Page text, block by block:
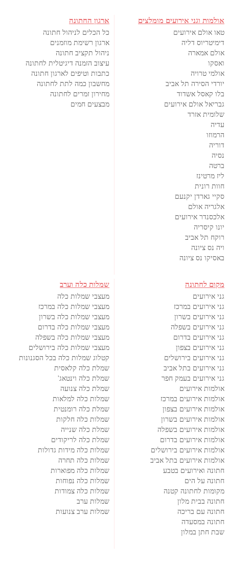
אולמות וגני אירועים מומלצים
טאו אולם אירועים
דימיטריוס דליה
אולם אמארה
ואסקו
אולמי טרויה
יורדי הסירה תל אביב
בלו קאסל אשדוד
גבריאל אולם אירועים
שלומית אזרד
עדיה
הרמוזו
דוריה
נסיה
ברטה
ליז מרטינז
חוות רונית
סקיי גארדן יקנעם
אלגריה אולם
אלכסנדר אירועים
יונו קיסריה
רוקח תל אביב
ויה נס ציונה
באסיקו נס ציונה
ארגון החתונה
כל הכלים לניהול חתונה
ארגון רשימת מוזמנים
ניהול תקציב חתונה
עיצוב הזמנה דיגיטלית לחתונה
כתבות וטיפים לארגון חתונה
מחשבון כמה לתת לחתונה
מחירון זמרים לחתונה
מבצעים חמים
מקום לחתונה
גני אירועים
גני אירועים במרכז
גני אירועים בשרון
גני אירועים בשפלה
גני אירועים בדרום
גני אירועים בצפון
גני אירועים בירושלים
גני אירועים בתל אביב
גני אירועים בעמק חפר
אולמות אירועים
אולמות אירועים במרכז
אולמות אירועים בצפון
אולמות אירועים בשרון
אולמות אירועים בשפלה
אולמות אירועים בדרום
אולמות אירועים בירושלים
אולמות אירועים בתל אביב
חתונה ואירועים בטבע
חתונה על הים
מקומות לחתונה קטנה
חתונה בבית מלון
חתונה עם בריכה
חתונה במסעדה
שבת חתן במלון
שמלות כלה וערב
מעצבי שמלות כלה
מעצבי שמלות כלה במרכז
מעצבי שמלות כלה בשרון
מעצבי שמלות כלה בדרום
מעצבי שמלות כלה בשפלה
מעצבי שמלות כלה בירושלים
קטלוג שמלות כלה בכל הסגנונות
שמלת כלה קלאסית
שמלת כלה וינטאג'
שמלת כלה צנועה
שמלות כלה למלאות
שמלת כלה רומנטית
שמלות כלה חלקות
שמלת כלה שנייה
שמלת כלה לריקודים
שמלות כלה מידות גדולות
שמלות כלה תחרה
שמלות כלה מפוארות
שמלות כלה נפוחות
שמלות כלה צמודות
שמלות ערב
שמלות ערב צנועות